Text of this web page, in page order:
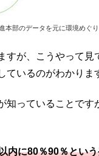
部のデータを元に環境めぐり
すが、こうやって見
ているのがわかりま
知っていることです
内に80％90％とい